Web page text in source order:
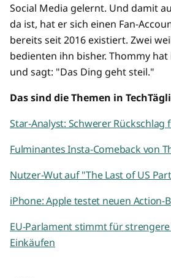
Social Media gelernt. Und damit
da ist, hat er sich einen Fan-
bereits seit 2016 existiert. Zwei
bedienten ihn bisher. Thommy
und sagt: "Das Ding geht steil."
Das sind die Themen in
Star-Analyst: Schwerer Rückschlag
Fulminantes Insta-Comeback von
Nutzer-Wut auf "The Last of US
iPhone: Apple testet neuen Action-
EU-Parlament stimmt für
Einkäufen